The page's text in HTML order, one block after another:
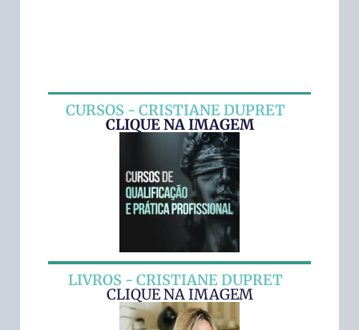
CURSOS - CRISTIANE DUPRET
CLIQUE NA IMAGEM
LIVROS - CRISTIANE DUPRET
CLIQUE NA IMAGEM